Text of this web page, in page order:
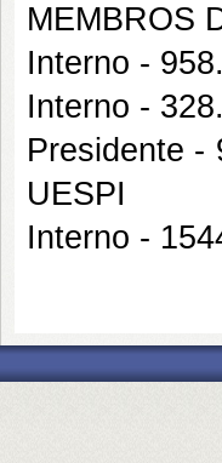
MEMBROS
Interno -
Interno -
Presidente -
UESPI
Interno -